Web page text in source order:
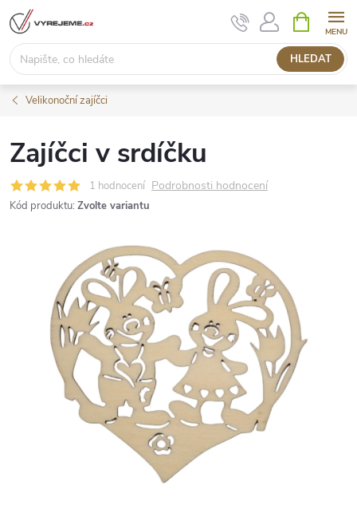
Přejít
na
obsah
HLEDAT
NÁKUPNÍ
KOŠÍK
Velikonoční zajíčci
Zajíčci v srdíčku
1 hodnocení Podrobnosti hodnocení
Kód produktu: Zvolte variantu